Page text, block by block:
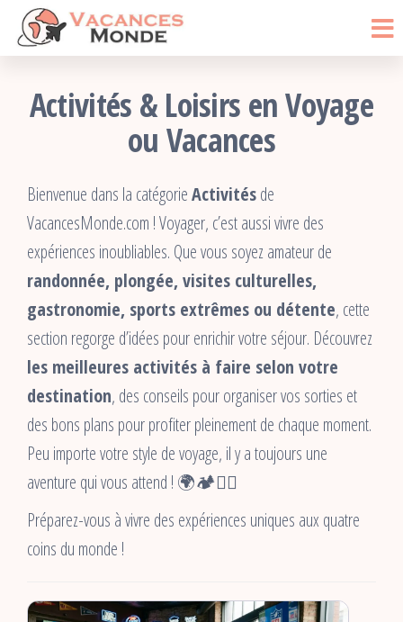
Passer
Monde
Activités & Loisirs en Voyage
ou Vacances
Bienvenue dans la catégorieActivitésde
VacancesMonde.com ! Voyager, c’est aussi vivre des
expériences inoubliables. Que vous soyez amateur de
randonnée, plongée, visites culturelles,
gastronomie, sports extrêmes ou détente, cette
section regorge d’idées pour enrichir votre séjour. Découvrez
les meilleures activités à faire selon votre
destination, des conseils pour organiser vos sorties et
des bons plans pour profiter pleinement de chaque moment.
Peu importe votre style de voyage, il y a toujours une
aventure qui vous attend ! 🌍🏕️🏄‍♂️
Préparez-vous à vivre des expériences uniques aux quatre
coins du monde !